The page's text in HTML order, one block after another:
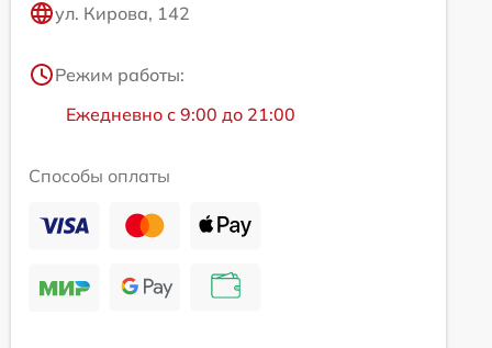
ул. Кирова, 142
Режим работы:
Ежедневно с 9:00 до 21:00
Способы оплаты